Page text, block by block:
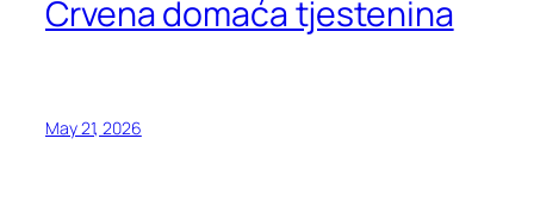
Crvena domaća tjestenina
May 21, 2026